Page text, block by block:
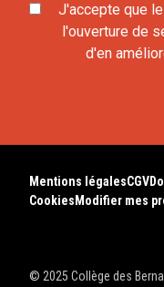
J'accepte que
l'ouverture de
d'en
© 2025 Collège des
Mentions légalesCGV
Cookies Modifier mes